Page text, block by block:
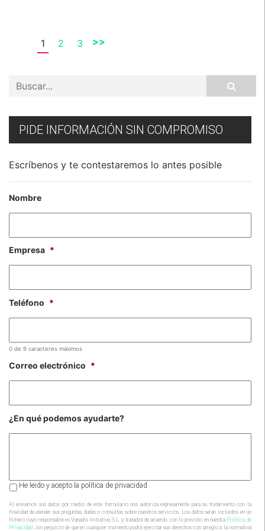
1 2 3 >>
PIDE INFORMACIÓN SIN COMPROMISO
Escríbenos y te contestaremos lo antes posible
Nombre
Empresa *
Teléfono *
0 de 9 caracteres máximos
Correo electrónico *
¿En qué podemos ayudarte?
Al
sus
datos
por
He leido y acepto la política de privacidad
Al enviarnos sus datos por medio de este formulario nos autoriza expresamente para su tratamiento con la
finalidad de atender sus preguntas, dudas o consultas sobre nuestros servicios. Los datos serán incluidos en un
fichero cuyo responsable es Vanadis Initiative, S.L. y tratados de acuerdo con lo previsto en nuestra Política de
Privacidad , sin perjuicio de que en cualquier momento podrá ejercitar sus derechos con arreglo a la normativa